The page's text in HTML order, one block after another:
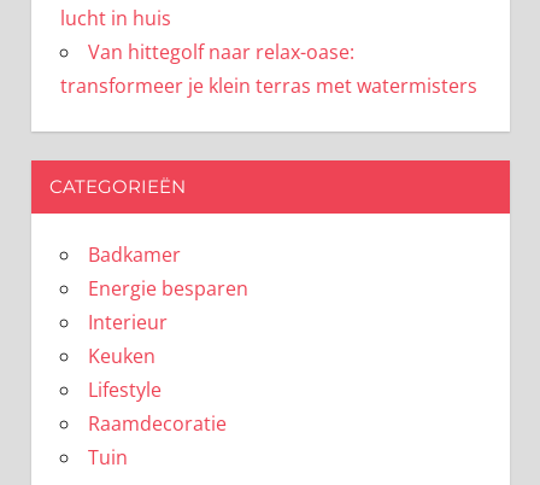
lucht in huis
Van hittegolf naar relax-oase:
transformeer je klein terras met watermisters
CATEGORIEËN
Badkamer
Energie besparen
Interieur
Keuken
Lifestyle
Raamdecoratie
Tuin